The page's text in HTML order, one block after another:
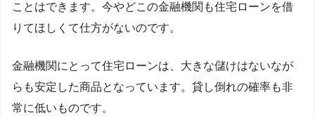
ことはできます。今やどこの金融機関も住宅ローンを借
りてほしくて仕方がないのです。
金融機関にとって住宅ローンは、大きな儲けはないなが
らも安定した商品となっています。貸し倒れの確率も非
常に低いものです。